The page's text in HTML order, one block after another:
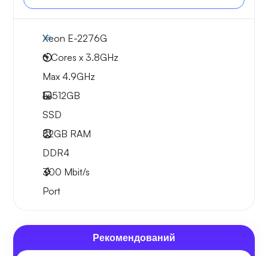
Xeon E-2276G
6 Cores x 3.8GHz
Max 4.9GHz
1x512GB
SSD
32GB RAM
DDR4
300 Mbit/s
Port
Рекомендований